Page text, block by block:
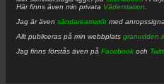
Här finns även min privata Väderstation
Jag är även sändareamatörmed
Allt publiceras på min webbplats
Jag finns förstås även på Facebook och